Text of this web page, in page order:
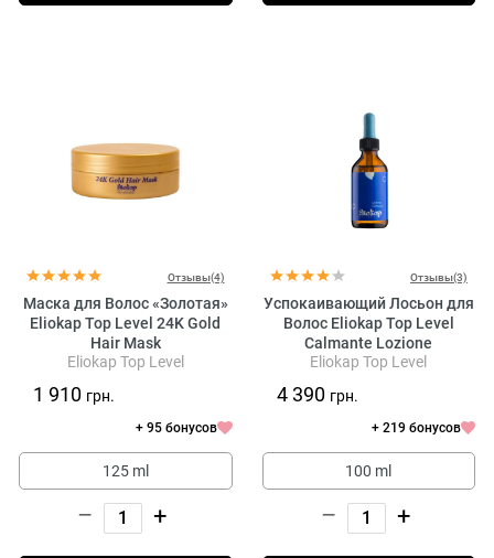
Отзывы(4)
Маска для Волос «Золотая»
Eliokap Top Level 24K Gold
Hair Mask
Eliokap Top Level
1 910 грн.
+ 95 бонусов
125 ml
– +
Отзывы(3)
Успокаивающий Лосьон для
Волос Eliokap Top Level
Calmante Lozione
Eliokap Top Level
4 390 грн.
+ 219 бонусов
100 ml
– +